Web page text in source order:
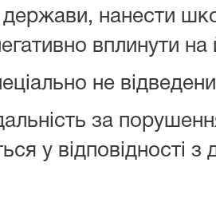
держави, нанести
вплинути
не
за
у відповідності